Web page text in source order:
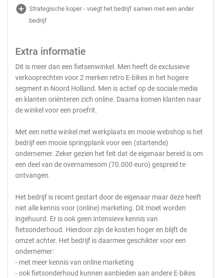
add_circle Strategische koper - voegt het bedrijf samen met een ander
bedrijf
Extra informatie
Dit is meer dan een fietsenwinkel. Men heeft de exclusieve
verkooprechten voor 2 merken retro E-bikes in het hogere
segment in Noord Holland. Men is actief op de sociale media
en klanten oriënteren zich online. Daarna komen klanten naar
de winkel voor een proefrit.
Met een nette winkel met werkplaats en mooie webshop is het
bedrijf een mooie springplank voor een (startende)
ondernemer. Zeker gezien het feit dat de eigenaar bereid is om
een deel van de overnamesom (70.000 euro) gespreid te
ontvangen.
Het bedrijf is recent gestart door de eigenaar maar deze heeft
niet alle kennis voor (online) marketing. Dit moet worden
ingehuurd. Er is ook geen intensieve kennis van
fietsonderhoud. Hierdoor zijn de kosten hoger en blijft de
omzet achter. Het bedrijf is daarmee geschikter voor een
ondernemer:
- met meer kennis van online marketing
- ook fietsonderhoud kunnen aanbieden aan andere E-bikes